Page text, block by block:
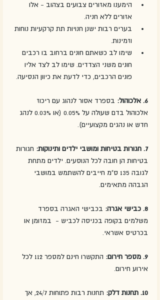
הימענו מאזורים צבועים בצהוב - אלו
אזורים ללא חניה.
בערים רבות ישנן חנויות תת קרקעיות נוחות
וזמינות.
שימו לב כשאתם חונים ברחוב בו רכבים
חונים משני הצדדים. שימו לב לצד אליו
פונים הרכבים, כדי לדעת את כיוון הנסיעה.
6. אלכוהול:
בספרד אסור לנהוג עם ריכוז
אלכוהול בדם שעולה על 0.05% (או 0.03% לנהג
חדש או נהגים מקצועיים).
7. חגורות בטיחות ומושבי ילדים ותינוקות:
חגורות
בטיחות הן חובה לכל הנוסעים. ילדים מתחת
לגובה 135 ס"מ חייבים להשתמש במושבי
הגבהה מתאימים.
8. כבישי אגרה:
בכבישי האגרה בספרד
משלמים בקופה בכניסה לכביש -  במזומן או
בכרטיס אשראי.
9. מספר חירום:
התקשרו חינם למספר 112 לכל
אירוע חירום.
10. תחנות דלק:
תחנות רבות פתוחות 24/7, אך